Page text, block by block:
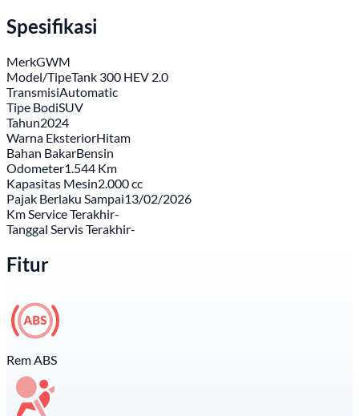
Spesifikasi
MerkGWM
Model/TipeTank 300 HEV 2.0
TransmisiAutomatic
Tipe BodiSUV
Tahun2024
Warna EksteriorHitam
Bahan BakarBensin
Odometer1.544 Km
Kapasitas Mesin2.000 cc
Pajak Berlaku Sampai13/02/2026
Km Service Terakhir-
Tanggal Servis Terakhir-
Fitur
Rem ABS